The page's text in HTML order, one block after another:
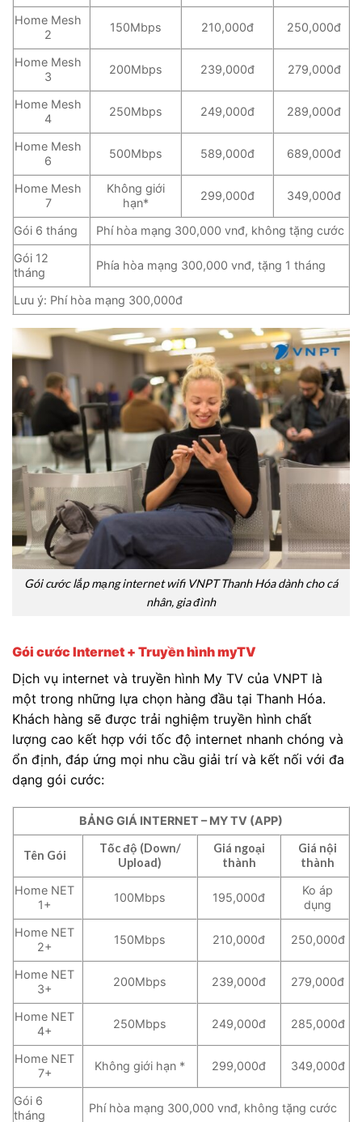
Home Mesh
2
150Mbps 210,000đ 250,000đ
Home Mesh
3
200Mbps 239,000đ 279,000đ
Home Mesh
4
250Mbps 249,000đ 289,000đ
Home Mesh
6
500Mbps 589,000đ 689,000đ
Home Mesh
7
Không giới
hạn*
299,000đ 349,000đ
Gói 6 tháng
Phí hòa mạng 300,000 vnđ, không tặng cước
Gói 12
tháng
Phía hòa mạng 300,000 vnđ, tặng 1 tháng
Lưu ý: Phí hòa mạng 300,000đ
Gói cước lắp mạng internet wifi VNPT Thanh Hóa dành cho cá
nhân, gia đình
Gói cước Internet + Truyền hình myTV
Dịch vụ internet và truyền hình My TV của VNPT là
một trong những lựa chọn hàng đầu tại Thanh Hóa.
Khách hàng sẽ được trải nghiệm truyền hình chất
lượng cao kết hợp với tốc độ internet nhanh chóng và
ổn định, đáp ứng mọi nhu cầu giải trí và kết nối với đa
dạng gói cước:
BẢNG GIÁ INTERNET – MY TV (APP)
Tên Gói
Tốc độ (Down/
Upload)
Giá ngoại
thành
Giá nội
thành
Home NET
1+
100Mbps 195,000đ
Ko áp
dụng
Home NET
2+
150Mbps 210,000đ 250,000đ
Home NET
3+
200Mbps 239,000đ 279,000đ
Home NET
4+
250Mbps 249,000đ 285,000đ
Home NET
7+
Không giới hạn * 299,000đ 349,000đ
Gói 6
tháng
Phí hòa mạng 300,000 vnđ, không tặng cước